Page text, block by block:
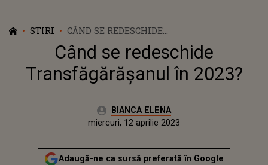
STIRI
CÂND SE REDESCHIDE
TRANSFĂGĂRĂȘANUL ÎN 2023?
Când se redeschide
Transfăgărășanul în 2023?
Autor:BIANCA ELENA
miercuri, 12 aprilie 2023Actualizat:
miercuri, 12 aprilie 2023
Adaugă-ne ca sursă preferată în Google